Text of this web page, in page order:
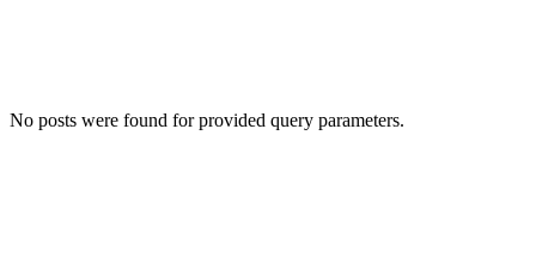
No posts were found for provided query parameters.